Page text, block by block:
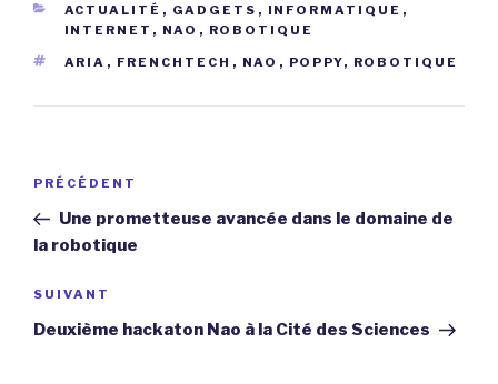
CATÉGORIES
ACTUALITÉ , GADGETS , INFORMATIQUE ,
INTERNET , NAO , ROBOTIQUE
ÉTIQUETTES
ARIA , FRENCHTECH , NAO , POPPY, ROBOTIQUE
Navigation
l’article
Article
précédent
PRÉCÉDENT
Une prometteuse avancée dans le domaine de
la robotique
Article
suivant
SUIVANT
Deuxième hackaton Nao à la Cité des Sciences